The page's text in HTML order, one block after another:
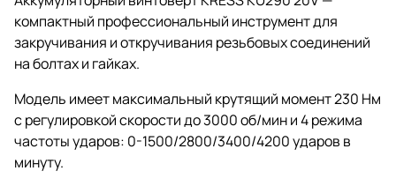
компактный профессиональный инструмент для
закручивания и откручивания резьбовых соединений
на болтах и гайках.
Модель имеет максимальный крутящий момент 230 Нм
с регулировкой скорости до 3000 об/мин и 4 режима
частоты ударов: 0-1500/2800/3400/4200 ударов в
минуту.